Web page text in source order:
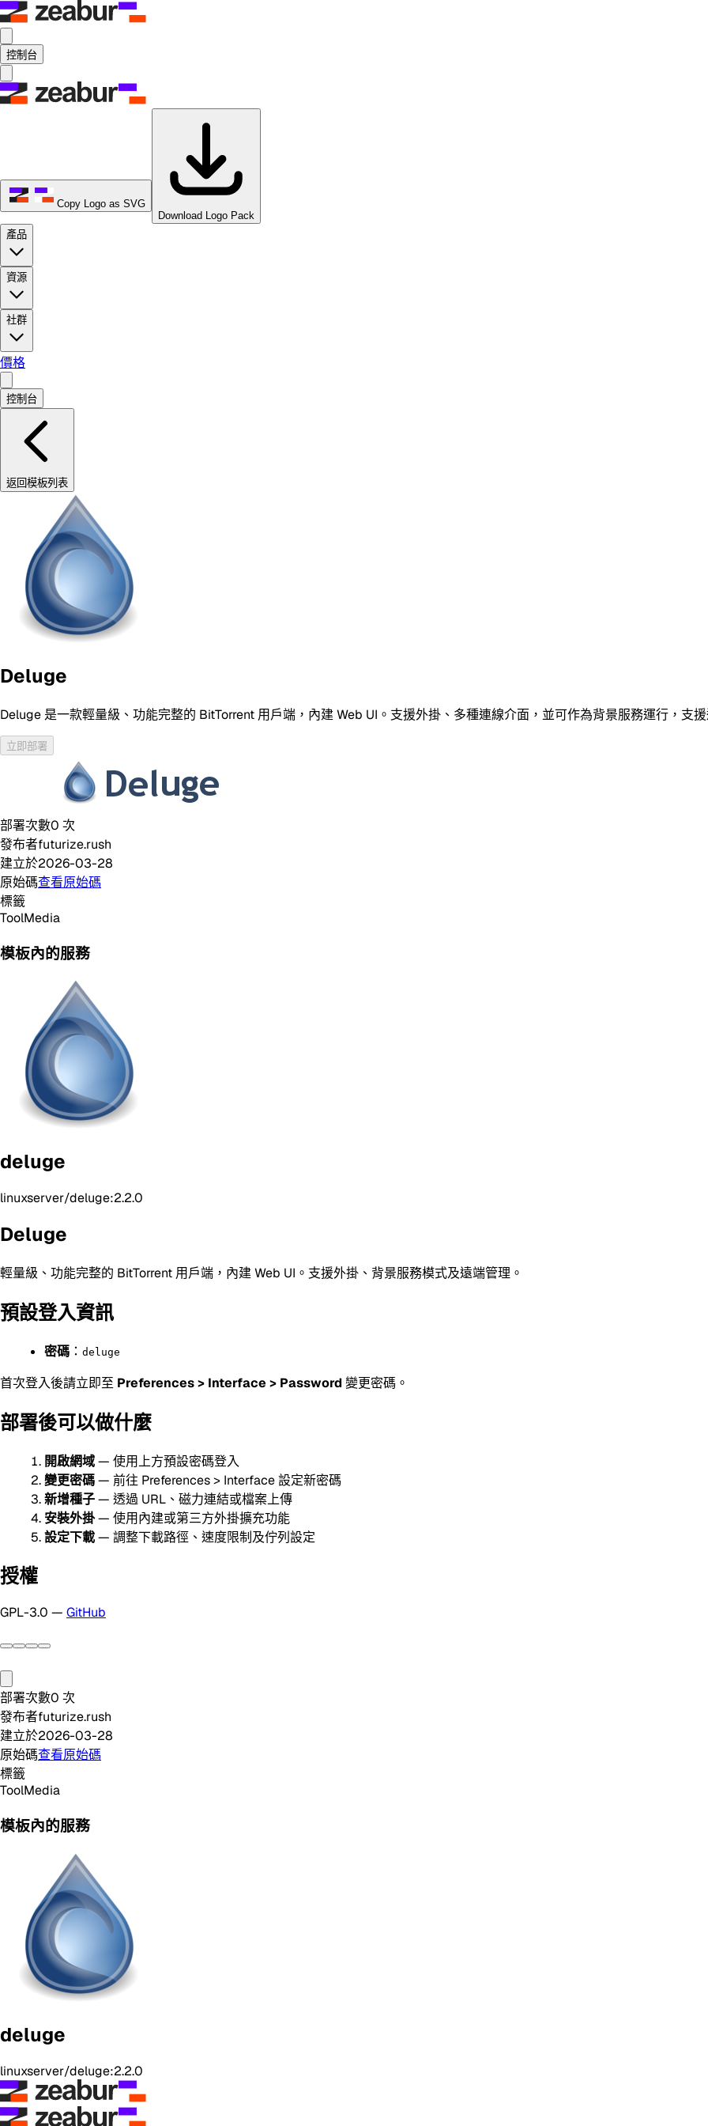
控制台
Copy Logo as SVG
Download Logo Pack
產品
資源
社群
價格
控制台
返回模板列表
Deluge
Deluge 是一款輕量級、功能完整的 BitTorrent 用戶端，內建 Web UI。支援外掛、多種連線介面，並可作為背景服務運行，支援
立即部署
部署次數0 次
發布者futurize.rush
建立於2026-03-28
原始碼查看原始碼
標籤
ToolMedia
模板內的服務
deluge
linuxserver/deluge:2.2.0
Deluge
輕量級、功能完整的 BitTorrent 用戶端，內建 Web UI。支援外掛、背景服務模式及遠端管理。
預設登入資訊
密碼 ： deluge
首次登入後請立即至 Preferences > Interface > Password變更密碼。
部署後可以做什麼
開啟網域— 使用上方預設密碼登入
變更密碼— 前往 Preferences > Interface 設定新密碼
新增種子— 透過 URL、磁力連結或檔案上傳
安裝外掛— 使用內建或第三方外掛擴充功能
設定下載— 調整下載路徑、速度限制及佇列設定
授權
GPL-3.0 — GitHub
部署次數0 次
發布者futurize.rush
建立於2026-03-28
原始碼查看原始碼
標籤
ToolMedia
模板內的服務
deluge
linuxserver/deluge:2.2.0